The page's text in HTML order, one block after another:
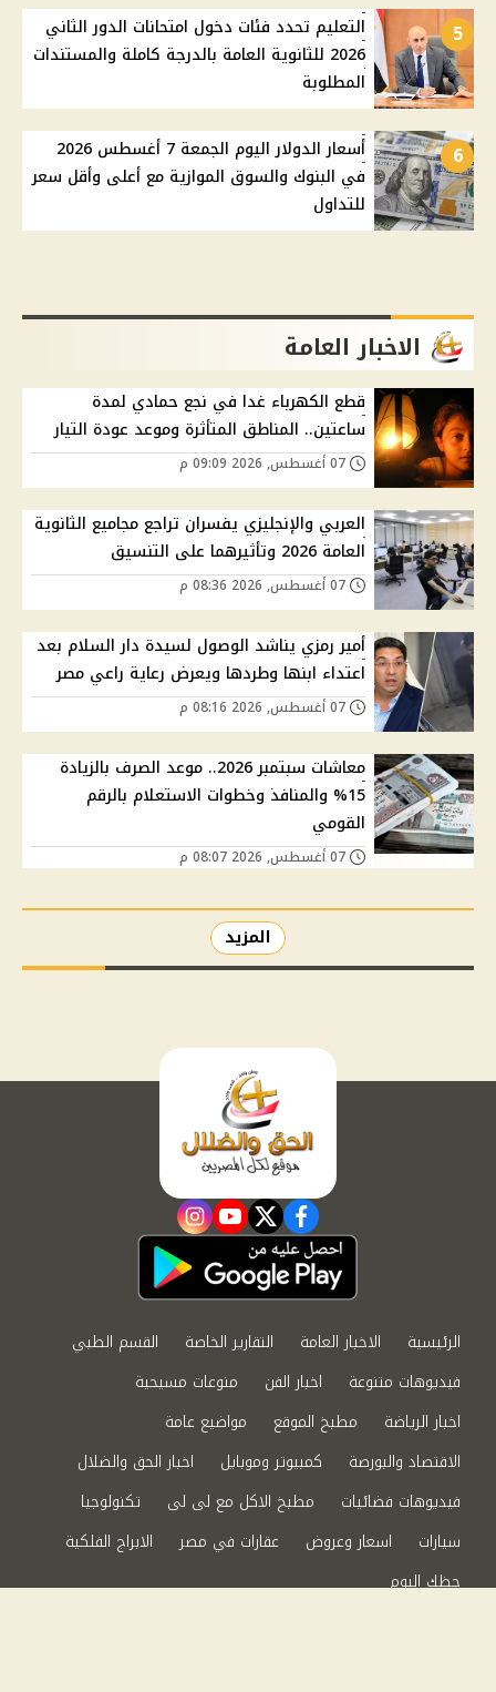
5
التعليم تحدد فئات دخول امتحانات الدور الثاني
2026 للثانوية العامة بالدرجة كاملة والمستندات
المطلوبة
6
أسعار الدولار اليوم الجمعة 7 أغسطس 2026
في البنوك والسوق الموازية مع أعلى وأقل سعر
للتداول
الاخبار العامة
قطع الكهرباء غدا في نجع حمادي لمدة
ساعتين.. المناطق المتأثرة وموعد عودة التيار
العربي والإنجليزي يفسران تراجع مجاميع الثانوية
العامة 2026 وتأثيرهما على التنسيق
أمير رمزي يناشد الوصول لسيدة دار السلام بعد
اعتداء ابنها وطردها ويعرض رعاية راعي مصر
معاشات سبتمبر 2026.. موعد الصرف بالزيادة
15% والمنافذ وخطوات الاستعلام بالرقم
القومي
المزيد
facebook
twitter
youtube
instagram
الرئيسية الاخبار العامة التقارير الخاصة
القسم الطبي
فيديوهات متنوعة
اخبار الفن
منوعات مسيحية
اخبار الرياضة
مطبخ الموقع
مواضيع عامة
الاقتصاد والبورصة
كمبيوتر وموبايل
اخبار الحق والضلال
فيديوهات فضائيات
مطبخ الاكل مع لى لى
تكنولوجيا
سيارات
اسعار وعروض عقارات في مصر
الابراج الفلكية
حظك اليوم